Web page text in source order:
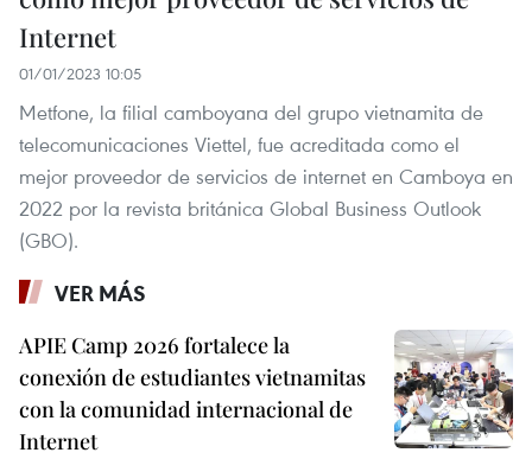
Internet
01/01/2023 10:05
Metfone, la filial camboyana del grupo vietnamita de
telecomunicaciones Viettel, fue acreditada como el
mejor proveedor de servicios de internet en Camboya en
2022 por la revista británica Global Business Outlook
(GBO).
VER MÁS
APIE Camp 2026 fortalece la
conexión de estudiantes vietnamitas
con la comunidad internacional de
Internet